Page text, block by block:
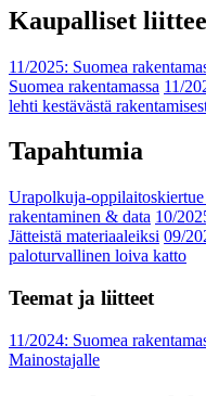
Kaupalliset
11/2025: Suomea
Suomea rakentamassa 11/
lehti kestävästä
Tapahtumia
Urapolkuja-
rakentaminen & data 10/
Jätteistä materiaaleiksi 09/
paloturvallinen loiva katto
Teemat ja liitteet
11/2024: Suomea
Mainostajalle